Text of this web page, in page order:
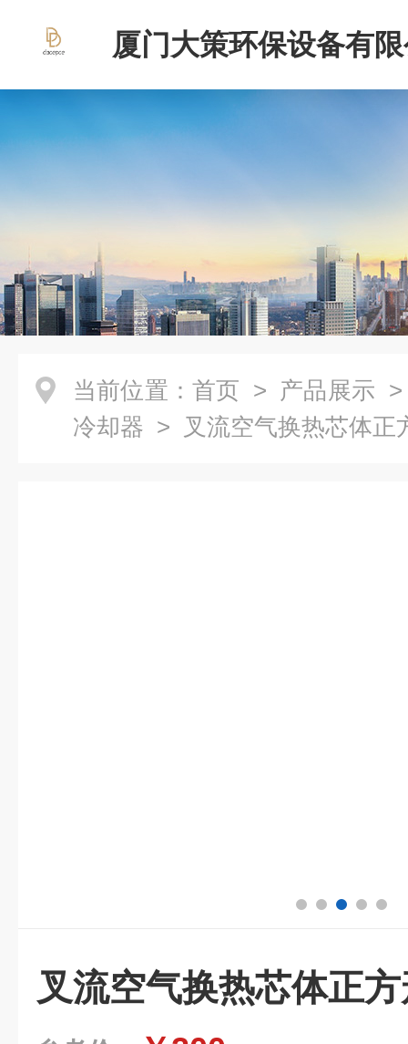
厦门大策环保设备有
当前位置： 首页 > 产品展示
冷却器 > 叉流空气换热芯体正
叉流空气换热芯体正